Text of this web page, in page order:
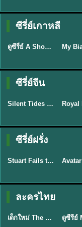
ซีรี่ย์เกาหลี
★8 EP.16
พากย์ไทย
TH EP. 16
ดูซีรี่ย์ A Shop for Killers 2 ร้านลับนักฆ่า ซีซัน 2 (2026) ซับไทย-พากย์ไทย
ซีรี่ย์จีน
★9.5
พากย์ไทย
Silent Tides คลื่นลมลวง (2025) พากย์ไทย ซับไทย EP.1-31 ★9
ซีรี่ย์ฝรั่ง
★8.8 EP.2
พากย์ไทย
TH EP. 2
Stuart Fails to Save the Universe (2026) สจ๊วตล่มแผนกู้จักรวาล พากย์ไทย EP1-10 ★7.8
ละครไทย
★ 8 EP.6
พากย์ไทย
เด็กใหม่ The Reset 2026 EP1-6 พากย์ไทย ดูซีรี่ย์ Netflix ล่าสุด HD